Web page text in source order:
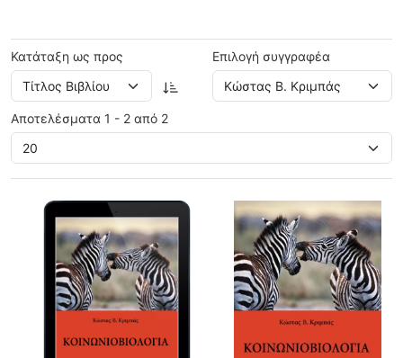
Κατάταξη ως προς Επιλογή συγγραφέα
Αποτελέσματα 1 - 2 από 2